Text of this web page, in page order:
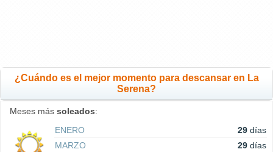
¿Cuándo es el mejor momento para descansar en La
Serena?
Meses más soleados:
ENERO
29 días
MARZO
29 días